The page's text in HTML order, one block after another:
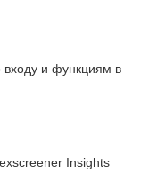
входу и функциям в
Insights